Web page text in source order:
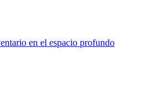
en el espacio profundo